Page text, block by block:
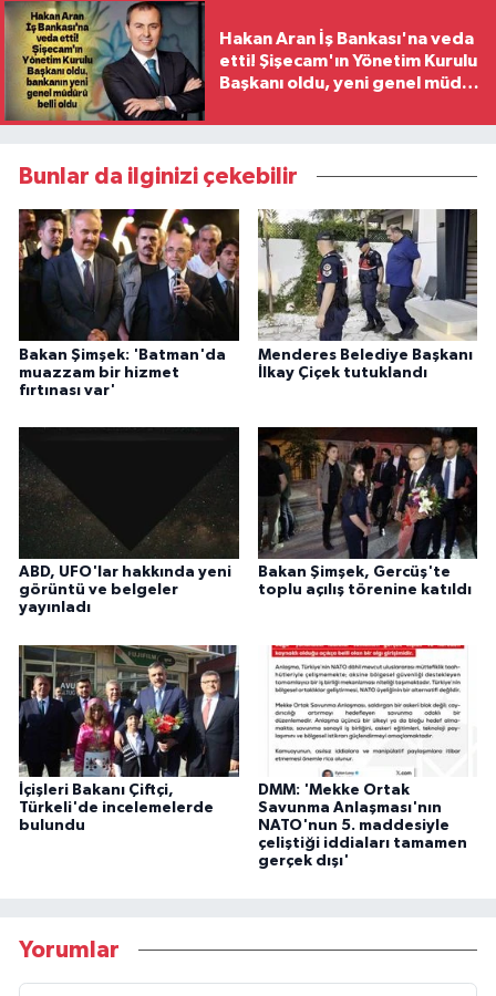
Hakan Aran İş Bankası'na veda
etti! Şişecam'ın Yönetim Kurulu
Başkanı oldu, yeni genel müdür
Bunlar da ilginizi çekebilir
Bakan Şimşek: 'Batman'da
muazzam bir hizmet
fırtınası var'
Menderes Belediye Başkanı
İlkay Çiçek tutuklandı
ABD, UFO'lar hakkında yeni
görüntü ve belgeler
yayınladı
Bakan Şimşek, Gercüş'te
toplu açılış törenine katıldı
İçişleri Bakanı Çiftçi,
Türkeli'de incelemelerde
bulundu
DMM: 'Mekke Ortak
Savunma Anlaşması'nın
NATO'nun 5. maddesiyle
çeliştiği iddiaları tamamen
gerçek dışı'
Yorumlar